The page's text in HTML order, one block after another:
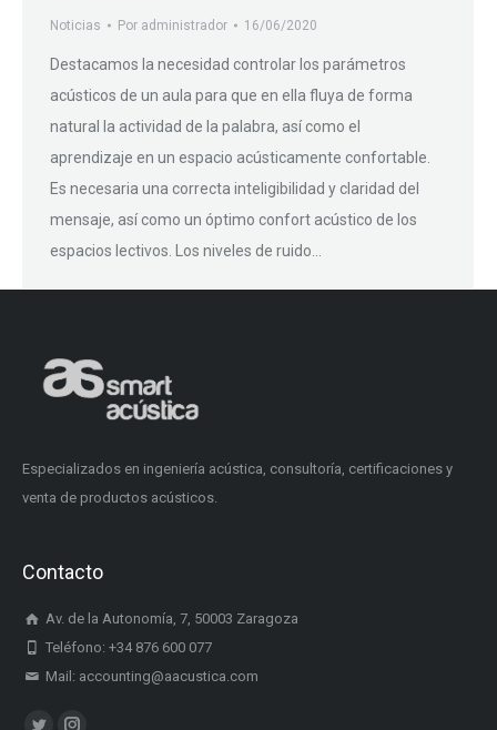
Noticias Por administrador 16/06/2020
Destacamos la necesidad controlar los parámetros
acústicos de un aula para que en ella fluya de forma
natural la actividad de la palabra, así como el
aprendizaje en un espacio acústicamente confortable.
Es necesaria una correcta inteligibilidad y claridad del
mensaje, así como un óptimo confort acústico de los
espacios lectivos. Los niveles de ruido…
Especializados en ingeniería acústica, consultoría, certificaciones y
venta de productos acústicos.
Contacto
Av. de la Autonomía, 7, 50003 Zaragoza
Teléfono: +34 876 600 077
Mail: accounting@aacustica.com
Encuéntranos en: